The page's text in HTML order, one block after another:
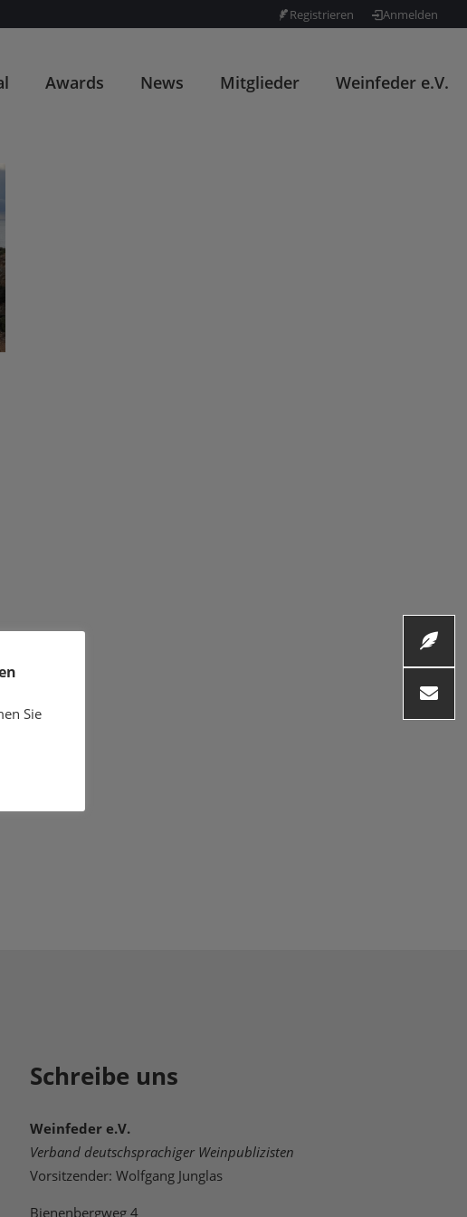
Registrieren Anmelden
Awards News Mitglieder Weinfeder e.V.
Schreibe uns
Weinfeder e.V.
Verband deutschsprachiger Weinpublizisten
Vorsitzender: Wolfgang Junglas
Bienenbergweg 4
Sie